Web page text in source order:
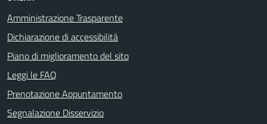
Amministrazione Trasparente
Dichiarazione di accessibilità
Piano di miglioramento del sito
Leggi le FAQ
Prenotazione Appuntamento
Segnalazione Disservizio